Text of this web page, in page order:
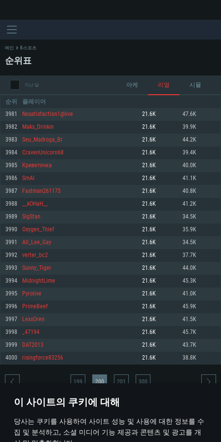
이 사이트의 쿠키에 대해
당사는 쿠키를 사용하여 사이트 성능 및 사용에 대한 정보를 수
집 및 분석하고, 소셜 미디어 기능 제공과 콘텐츠 및 광고를 개
시스템 요구사항
최소사양
운영체제: Windows 10 (64 bit)
프로세서: 2.2 GHz 듀얼코어 이상
메모리: 4GB
그래픽 카드: DirectX 11 이상을 지원하는 AMD Radeon 77XX / NVIDIA
GeForce GT 660. 최소 사양 해상도: 720p
네트워크: 브로드밴드 인터넷
여유 저장 공간: 22.1 GB (최소 클라이언트)
권장 사양
570 혹은 그 이상
여유 저장 공간: 62.2 GB (전체 클라이언트)
최소사양
운영체제: Mac OS Big Sur 11.0
프로세서: 최소 2.2 GHz의 Core i5 (Intel Xeon 은 지원하지 않습니다)
메모리: 6 GB
그래픽 카드: Metal 을 지원하는 Intel Iris Pro 5200 (Mac), 혹은 이와 비슷한 성
능을 가지는 Mac 버전의 AMD/Nvidia. 최소 해상도: 720p
네트워크: 브로드밴드 인터넷
여유 저장 공간: 22.1 GB (최소 클라이언트)
권장 사양
네트워크: 브로드밴드 인터넷
여유 저장 공간: 62.2 GB (전체 클라이언트)
최소사양
운영체제: 64bit Linux 중 최신 버전
프로세서: 2.4 GHz 듀얼코어
메모리: 4 GB
그래픽 카드: Vulkan 을 지원하고, 최신 그래픽 드라이버를 지원하는 NVIDIA
660 (6개월 미만) 혹은 그와 동급의 성능을 가지며 최신 그래픽 드라이버를 지
원하는 AMD (6개월 미만; 최소사양 지원 해상도 720p)
네트워크: 브로드밴드 인터넷
여유 저장 공간: 22.1 GB (최소 클라이언트)
권장 사양
운영체제: Ubuntu 20.04 64bit
프로세서: Intel Core i7
메모리: 16 GB
그래픽 카드: Vulkan 을 지원하고, 최신 그래픽 드라이버를 지원하는 NVIDIA
1060 (6개월 미만) 혹은 그와 동급의 성능을 가지며 최신 그래픽 드라이버를
지원하는 AMD RX 570 (6개월 미만; 최소사양 지원 해상도 720p) 이상
여유 저장 공간: 62.2 GB (전체 클라이언트)
메인 E-스포츠
순위표
지난 달 아케 리얼 시뮬
순위 플레이어
3981 Nosatisfaction1@live 21.6K 47.6K
3982 Maks_Drinkin 21.6K 39.9K
3983 Seu_Madroga_Br 21.6K 44.2K
3984 CravenUnicorn68 21.6K 39.4K
3985 Криветочка 21.6K 40.0K
3986 SmAl 21.6K 41.1K
3987 Fastman261175 21.6K 40.8K
3988 __kOHaH__ 21.6K 41.2K
3989 SigStan 21.6K 34.5K
3990 Oxygen_Thief 21.6K 35.9K
3991 All_Lee_Gay 21.6K 34.5K
3992 verter_bc2 21.6K 37.7K
3993 Sunny_Tiger 21.6K 44.0K
3994 MidnightLime 21.6K 45.3K
3995 Pyrolive 21.6K 41.0K
3996 PrimeBeef 21.6K 45.9K
3997 LexxOren 21.6K 41.5K
3998 _47194 21.6K 45.7K
3999 DAT2013 21.6K 43.7K
4000 risingforce83256 21.6K 38.8K
* 순위표는 매일 1회 갱신됩니다
199 200 201 300